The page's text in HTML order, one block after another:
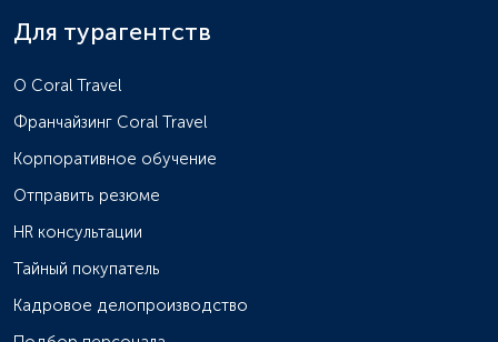
Для турагентств
O Coral Travel
Франчайзинг Coral Travel
Корпоративное обучение
Отправить резюме
HR консультации
Тайный покупатель
Кадровое делопроизводство